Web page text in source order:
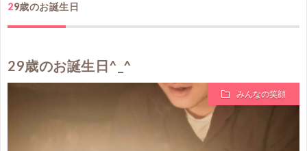
29歳のお誕生日
29歳のお誕生日^_^
みんなの笑顔